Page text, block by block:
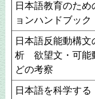
日本語教育のた
ョンハンドブック
日本語反能動構
析 欲望文・可能
どの考察
日本語を科学す